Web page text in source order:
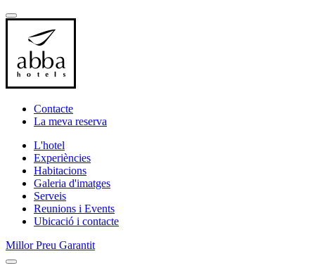
Contacte
La meva reserva
L'hotel
Experiències
Habitacions
Galeria d'imatges
Serveis
Reunions i Events
Ubicació i contacte
Millor Preu Garantit